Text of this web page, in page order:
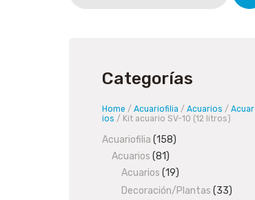
Categorías
Home /Acuariofilia /Acuarios /Acuar
ios / Kit acuario SV-10 (12 litros)
Acuariofilia 158158
Acuarios 8181
products
Acuarios 1919
products
Decoración/Plantas 3333